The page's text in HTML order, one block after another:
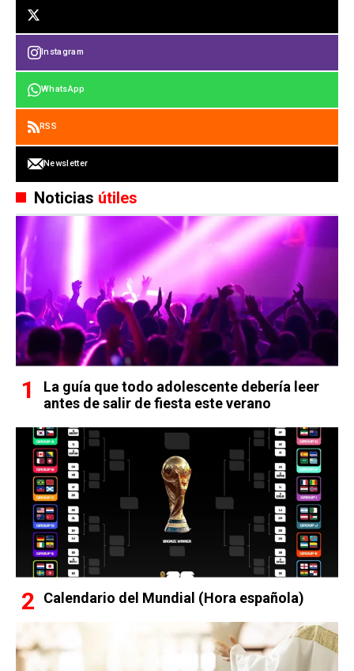
Instagram
WhatsApp
RSS
Newsletter
Noticias útiles
La guía que todo adolescente debería leer
antes de salir de fiesta este verano
Calendario del Mundial (Hora española)